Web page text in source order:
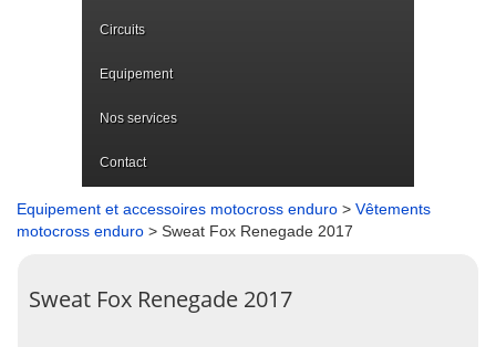
Circuits
Equipement
Nos services
Contact
Equipement et accessoires motocross enduro > Vêtements
motocross enduro > Sweat Fox Renegade 2017
Sweat Fox Renegade 2017